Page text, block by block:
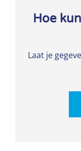
Hoe
Laat je